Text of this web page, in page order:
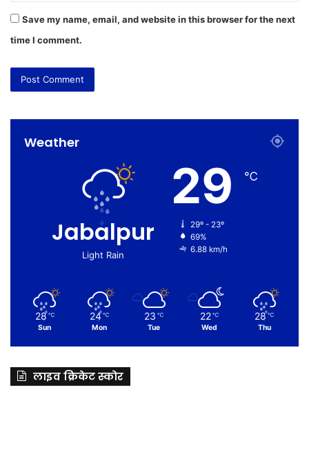
Save my name, email, and website in this browser for the next
time I comment.
Weather
Jabalpur
Light Rain
29 ℃
29º - 23º
69%
6.88 km/h
28 ℃
Sun
24 ℃
Mon
23 ℃
Tue
22 ℃
Wed
28 ℃
Thu
लाइव क्रिकेट स्कोर